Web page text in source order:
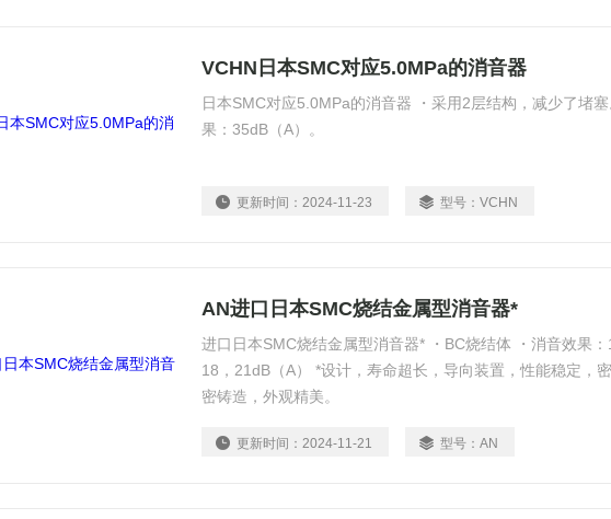
VCHN日本SMC对应5.0MPa的消音器
日本SMC对应5.0MPa的消音器 ・采用2层结构，减少了堵
果：35dB（A）。
更新时间：2024-11-23 型号：VCHN
AN进口日本SMC烧结金属型消音器*
进口日本SMC烧结金属型消音器* ・BC烧结体 ・消音效果：
18，21dB（A） *设计，寿命超长，导向装置，性能稳定，
密铸造，外观精美。
更新时间：2024-11-21 型号：AN